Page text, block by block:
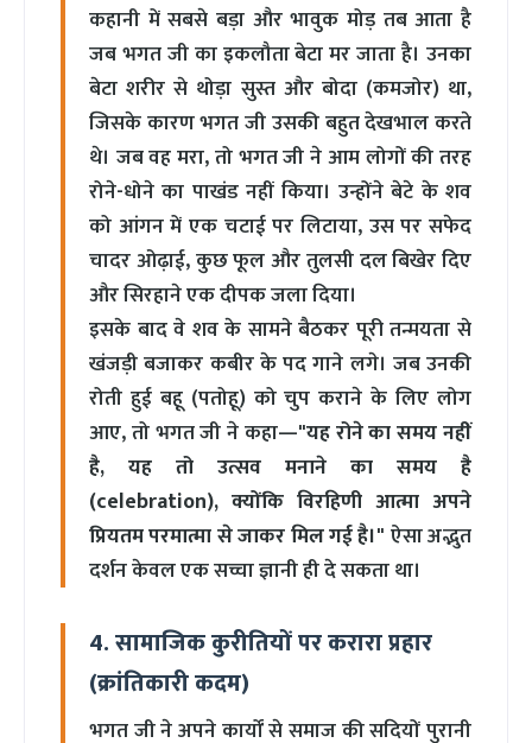
कहानी में सबसे बड़ा और भावुक मोड़ तब आता है
जब भगत जी का इकलौता बेटा मर जाता है। उनका
बेटा शरीर से थोड़ा सुस्त और बोदा (कमजोर) था,
जिसके कारण भगत जी उसकी बहुत देखभाल करते
थे। जब वह मरा, तो भगत जी ने आम लोगों की तरह
रोने-धोने का पाखंड नहीं किया। उन्होंने बेटे के शव
को आंगन में एक चटाई पर लिटाया, उस पर सफेद
चादर ओढ़ाई, कुछ फूल और तुलसी दल बिखेर दिए
और सिरहाने एक दीपक जला दिया।
इसके बाद वे शव के सामने बैठकर पूरी तन्मयता से
खंजड़ी बजाकर कबीर के पद गाने लगे। जब उनकी
रोती हुई बहू (पतोहू) को चुप कराने के लिए लोग
आए, तो भगत जी ने कहा—"यह रोने का समय नहीं
है, यह तो उत्सव मनाने का समय है
(celebration), क्योंकि विरहिणी आत्मा अपने
प्रियतम परमात्मा से जाकर मिल गई है।" ऐसा अद्भुत
दर्शन केवल एक सच्चा ज्ञानी ही दे सकता था।
4. सामाजिक कुरीतियों पर करारा प्रहार
(क्रांतिकारी कदम)
भगत जी ने अपने कार्यों से समाज की सदियों पुरानी